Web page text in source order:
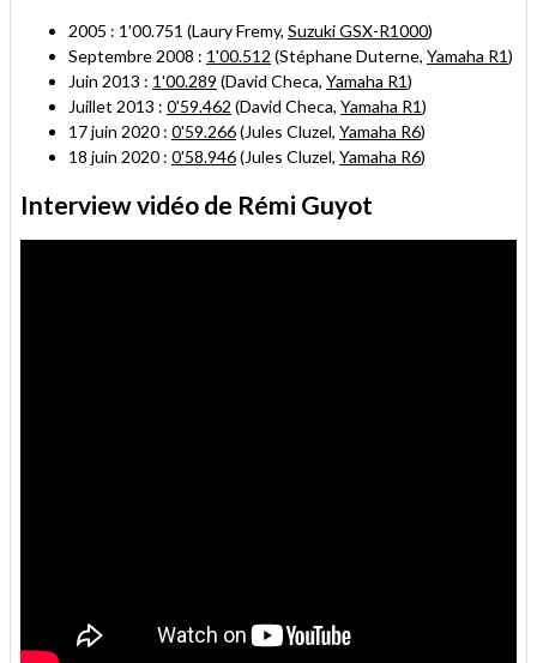
2005 : 1'00.751 (Laury Fremy, Suzuki GSX-R1000)
Septembre 2008 : 1'00.512 (Stéphane Duterne, Yamaha R1)
Juin 2013 : 1'00.289 (David Checa, Yamaha R1)
Juillet 2013 : 0'59.462 (David Checa, Yamaha R1)
17 juin 2020 : 0'59.266(Jules Cluzel, Yamaha R6)
18 juin 2020 : 0'58.946(Jules Cluzel, Yamaha R6)
Interview vidéo de Rémi Guyot